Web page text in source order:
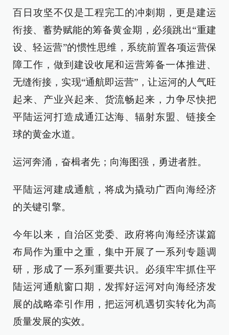
百日攻坚不仅是工程完工的冲刺期，更是建运
衔接、蓄势赋能的筹备黄金期，必须跳出“重建
设、轻运营”的惯性思维，系统前置各项运营保
障工作，做到建设收尾和运营筹备一体推进、
无缝衔接，实现“通航即运营”，让运河的人气旺
起来、产业兴起来、货流畅起来，力争尽快把
平陆运河打造成通江达海、辐射东盟、链接全
球的黄金水道。
运河奔涌，奋楫者先；向海图强，勇进者胜。
平陆运河建成通航，将成为撬动广西向海经济
的关键引擎。
今年以来，自治区党委、政府将向海经济谋篇
布局作为重中之重，集中开展了一系列专题调
研，形成了一系列重要共识。必须牢牢抓住平
陆运河通航窗口期，发挥好运河对向海经济发
展的战略牵引作用，把运河机遇切实转化为高
质量发展的实效。